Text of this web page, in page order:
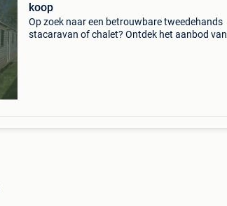
koop
Op zoek naar een betrouwbare tweedehands
stacaravan of chalet? Ontdek het aanbod van